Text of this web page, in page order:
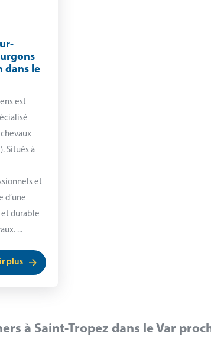
dans le
est
Situés à
et
d’une
durable
...
plus
à Saint-Tropez dans le Var